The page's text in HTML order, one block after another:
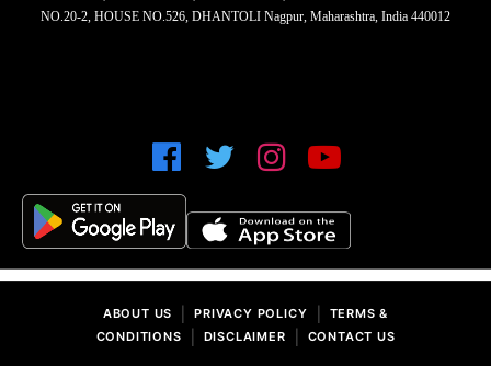
NO.20-2, HOUSE NO.526, DHANTOLI Nagpur, Maharashtra, India 440012
ABOUT US PRIVACY POLICY
TERMS &
CONDITIONS
DISCLAIMER CONTACT US